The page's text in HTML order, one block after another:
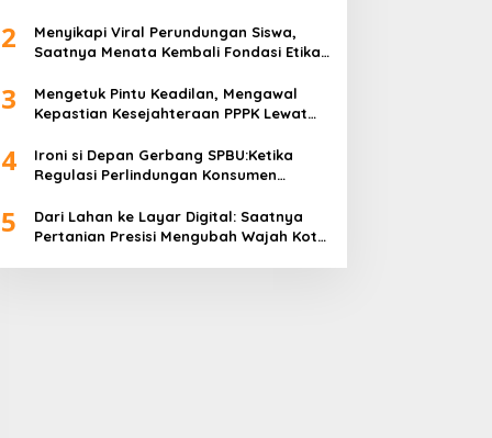
2
Menyikapi Viral Perundungan Siswa,
Saatnya Menata Kembali Fondasi Etika
3
Mengetuk Pintu Keadilan, Mengawal
Kepastian Kesejahteraan PPPK Lewat
4
Ironi si Depan Gerbang SPBU:Ketika
Regulasi Perlindungan Konsumen
5
Dari Lahan ke Layar Digital: Saatnya
Pertanian Presisi Mengubah Wajah Kota